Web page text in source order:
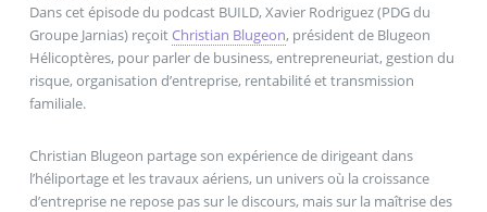
Dans cet épisode du podcast BUILD, Xavier Rodriguez (PDG du
Groupe Jarnias) reçoitChristian Blugeon, président de Blugeon
Hélicoptères, pour parler de business, entrepreneuriat, gestion du
risque, organisation d’entreprise, rentabilité et transmission
familiale.
Christian Blugeon partage son expérience de dirigeant dans
l’héliportage et les travaux aériens, un univers où la croissance
d’entreprise ne repose pas sur le discours, mais sur la maîtrise des